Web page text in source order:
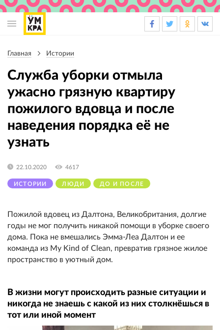
навигации
Главная Истории
Служба уборки отмыла
ужасно грязную квартиру
пожилого вдовца и после
наведения порядка её не
узнать
ИСТОРИИ ЛЮДИ ДО И ПОСЛЕ
22.10.2020 4617
Пожилой вдовец из Далтона, Великобритания, долгие
годы не мог получить никакой помощи в уборке своего
дома. Пока не вмешались Эмма-Леа Далтон и ее
команда из My Kind of Clean, превратив грязное жилое
пространство в уютный дом.
В жизни могут происходить разные ситуации и
никогда не знаешь с какой из них столкнёшься в
тот или иной момент